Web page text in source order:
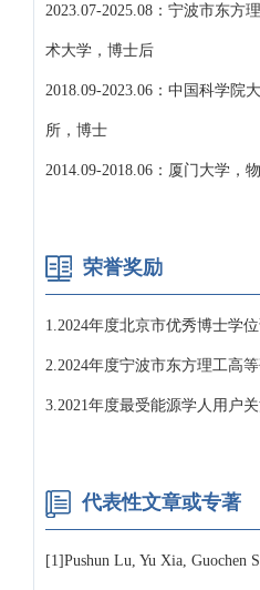
2023.07-2025.08：宁波市东方
术大学，博士后
2018.09-2023.06：中国科学院
所，博士
2014.09-2018.06：厦门大学，
荣誉奖励
1.2024年度北京市优秀博士学
2.2024年度宁波市东方理工高
3.2021年度最受能源学人用户
代表性文章或专著
[1]Pushun Lu, Yu Xia, Guochen